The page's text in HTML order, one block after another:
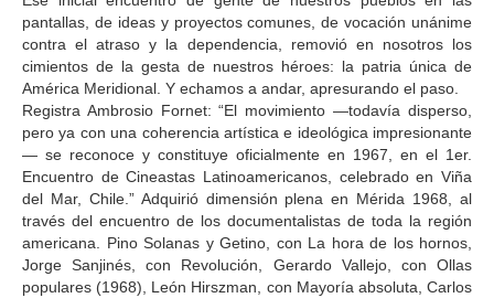
pantallas, de ideas y proyectos comunes, de vocación unánime
contra el atraso y la dependencia, removió en nosotros los
cimientos de la gesta de nuestros héroes: la patria única de
América Meridional. Y echamos a andar, apresurando el paso.
Registra Ambrosio Fornet: “El movimiento —todavía disperso,
pero ya con una coherencia artística e ideológica impresionante
— se reconoce y constituye oficialmente en 1967, en el 1er.
Encuentro de Cineastas Latinoamericanos, celebrado en Viña
del Mar, Chile.” Adquirió dimensión plena en Mérida 1968, al
través del encuentro de los documentalistas de toda la región
americana. Pino Solanas y Getino, con La hora de los hornos,
Jorge Sanjinés, con Revolución, Gerardo Vallejo, con Ollas
populares (1968), León Hirszman, con Mayoría absoluta, Carlos